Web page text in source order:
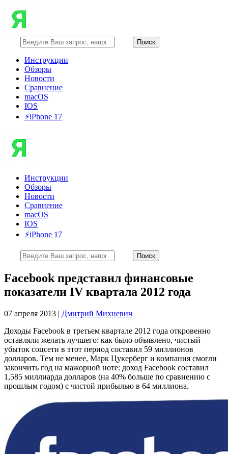
Инструкции
Обзоры
Новости
Сравнение
macOS
IOS
⚡️iPhone 17
Инструкции
Обзоры
Новости
Сравнение
macOS
IOS
⚡️iPhone 17
Facebook представил финансовые
показатели IV квартала 2012 года
07 апреля 2013 | Дмитрий Михневич
Доходы Facebook в третьем квартале 2012 года откровенно
оставляли желать лучшего: как было объявлено, чистый
убыток соцсети в этот период составил 59 миллионов
долларов. Тем не менее, Марк Цукерберг и компания смогли
закончить год на мажорной ноте: доход Facebook составил
1,585 миллиарда долларов (на 40% больше по сравнению с
прошлым годом) с чистой прибылью в 64 миллиона.